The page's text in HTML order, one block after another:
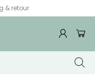
& retour